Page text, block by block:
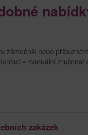
zámečník nebo
• manuální
zakázek